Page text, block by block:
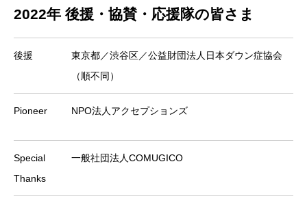
2022年 後援・協賛・応援隊の皆さま
後援
東京都／渋谷区／公益財団法人日本ダウン症協会
（順不同）
Pioneer NPO法人アクセプションズ
Special
Thanks
一般社団法人COMUGICO